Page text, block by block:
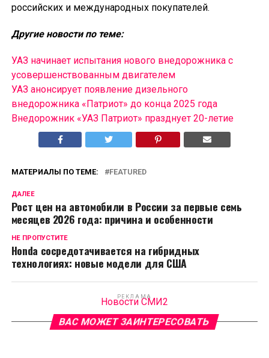
российских и международных покупателей.
Другие новости по теме:
УАЗ начинает испытания нового внедорожника с
усовершенствованным двигателем
УАЗ анонсирует появление дизельного
внедорожника «Патриот» до конца 2025 года
Внедорожник «УАЗ Патриот» празднует 20-летие
МАТЕРИАЛЫ ПО ТЕМЕ: FEATURED
ДАЛЕЕ
Рост цен на автомобили в России за первые семь
месяцев 2026 года: причина и особенности
НЕ ПРОПУСТИТЕ
Honda сосредотачивается на гибридных
технологиях: новые модели для США
РЕКЛАМА
Новости СМИ2
ВАС МОЖЕТ ЗАИНТЕРЕСОВАТЬ